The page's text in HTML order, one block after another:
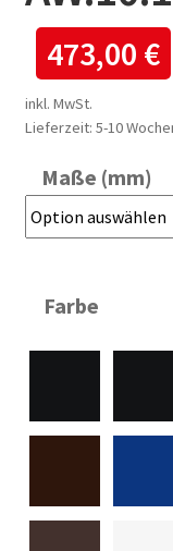
473,00 €
inkl. MwSt.
Lieferzeit: 5-10
Maße (mm)
Farbe